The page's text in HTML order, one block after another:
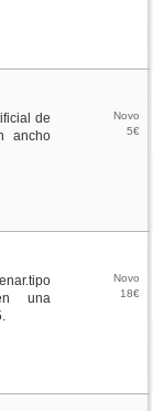
de
ancho
Novo
5€
una
Novo
18€